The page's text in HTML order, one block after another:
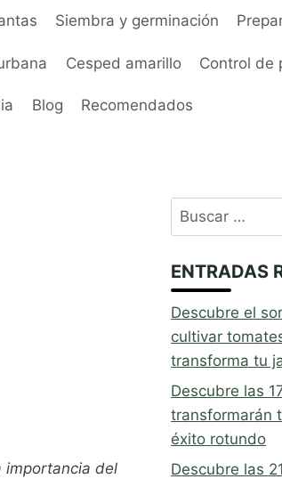
Siembra y germinación
Cesped amarillo Control de
Blog Recomendados
importancia del
Buscar:
ENTRADAS
Descubre el
cultivar
transforma tu
Descubre las
transformarán
éxito rotundo
Descubre las